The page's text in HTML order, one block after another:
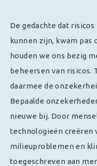
De gedachte dat
kunnen zijn, kwam pas
houden we ons bezig
beheersen van risicos.
daarmee de
Bepaalde
nieuwe bij. Door
technologieën creëren
milieuproblemen en
toegeschreven aan